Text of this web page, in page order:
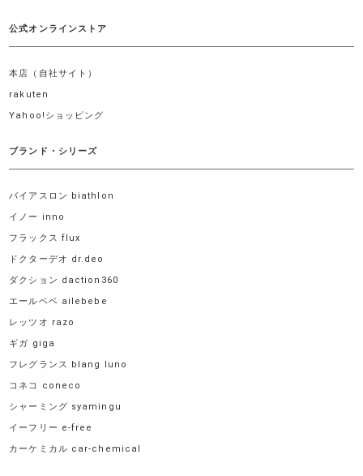
公式オンラインストア
本店（自社サイト）
rakuten
Yahoo!ショッピング
ブランド・シリーズ
バイアスロン biathlon
イノー inno
フラックス flux
ドクターデオ dr.deo
ダクション daction360
エールベベ ailebebe
レッツオ razo
ギガ giga
フレグランス blang luno
コネコ coneco
シャーミング syamingu
イーフリー e-free
カーケミカル car-chemical